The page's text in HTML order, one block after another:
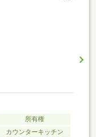
所有権
カウンターキッチン